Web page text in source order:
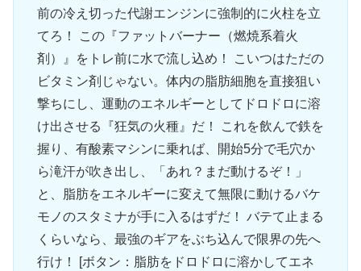
前の冷え切った代謝エンジンに強制的に火柱を立
てろ！ この『ファットバーナー（燃焼系着火
剤）』をトレ前に水で流し込め！ こいつはただの
ビタミン剤じゃない。体内の脂肪細胞を直接狙い
撃ちにし、運動のエネルギーとしてドロドロに溶
け出させる『狂気の火種』だ！ これを飲んで鉄を
握り、有酸素マシンに乗れば、開始5分で毛穴か
ら滝汗が吹き出し、「あれ？まだ動けるぞ！」
と、脂肪をエネルギーに変えて無限に動けるバケ
モノのスタミナが手に入るはずだ！ バテて止まる
くらいなら、最強のギアをぶち込んで限界の先へ
行け！ [ボタン：脂肪をドロドロに溶かしてエネ